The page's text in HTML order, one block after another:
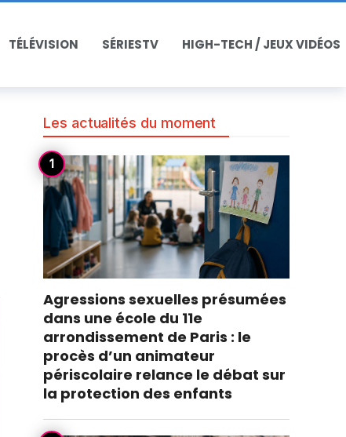
TÉLÉVISION SÉRIESTV HIGH-TECH / JEUX VIDÉOS
Les actualités du moment
Agressions sexuelles présumées
dans une école du 11e
arrondissement de Paris : le
procès d’un animateur
périscolaire relance le débat sur
la protection des enfants